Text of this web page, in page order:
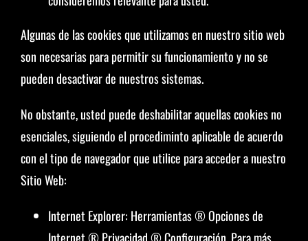
Algunas de las cookies que utilizamos en nuestro sitio web
son necesarias para permitir su funcionamiento y no se
pueden desactivar de nuestros sistemas.
No obstante, usted puede deshabilitar aquellas cookies no
esenciales, siguiendo el procediminto aplicable de acuerdo
con el tipo de navegador que utilice para acceder a nuestro
Sitio Web:
Internet Explorer: Herramientas ® Opciones de